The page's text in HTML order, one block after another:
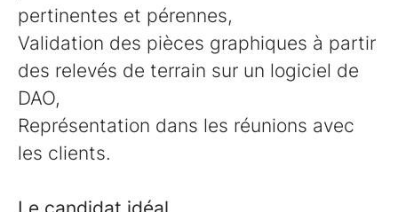
pertinentes et pérennes,
Validation des pièces graphiques à partir
des relevés de terrain sur un logiciel de
DAO,
Représentation dans les réunions avec
les clients.